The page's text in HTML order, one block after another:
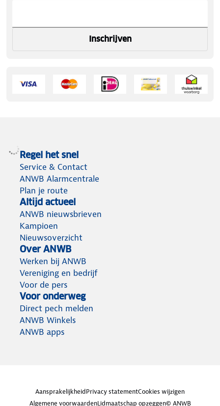
Inschrijven
Regel het snel
Service & Contact
ANWB Alarmcentrale
Plan je route
Altijd actueel
ANWB nieuwsbrieven
Kampioen
Nieuwsoverzicht
Over ANWB
Werken bij ANWB
Vereniging en bedrijf
Voor de pers
Voor onderweg
Direct pech melden
ANWB Winkels
ANWB apps
AansprakelijkheidPrivacy statementCookies wijzigen
Algemene voorwaardenLidmaatschap opzeggen© ANWB